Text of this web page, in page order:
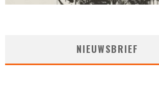
NIEUWSBRIEF